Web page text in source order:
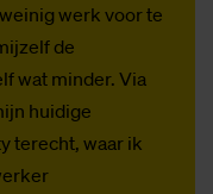
werk voor te
de
wat minder. Via
huidige
terecht, waar ik